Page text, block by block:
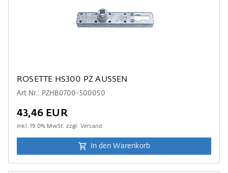
ROSETTE HS300 PZ AUSSEN
Art.Nr.: PZHB0700-500050
43,46 EUR
inkl.19.0% MwSt. zzgl. Versand
In den Warenkorb